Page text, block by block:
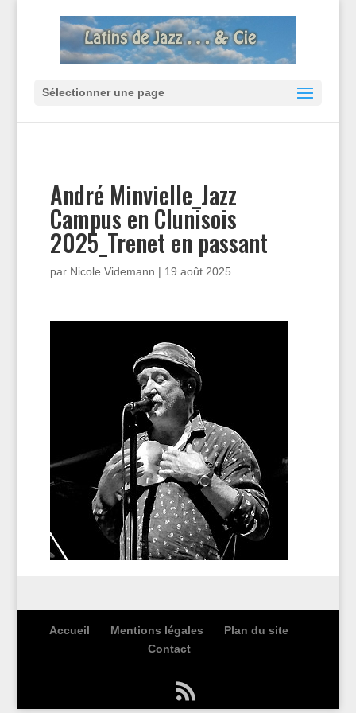
Sélectionner une page
André Minvielle_Jazz
Campus en Clunisois
2025_Trenet en passant
par Nicole Videmann | 19 août 2025
Accueil Mentions légales
Plan du site
Contact